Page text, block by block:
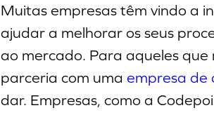
Muitas empresas têm vindo a
ajudar a melhorar os seus
ao mercado. Para aqueles
parceria com uma empresa de
dar. Empresas, como a